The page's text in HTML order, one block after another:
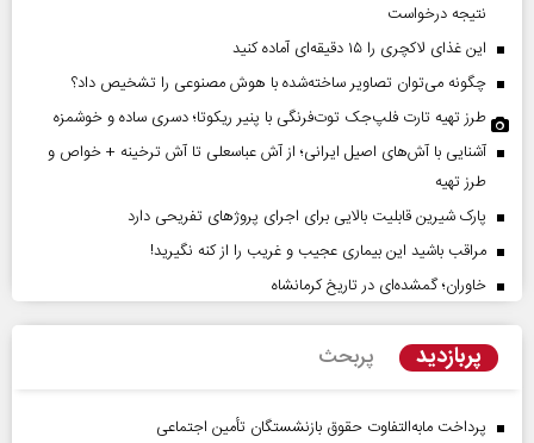
نتیجه درخواست
این غذای لاکچری را ۱۵ دقیقه‌ای آماده کنید
چگونه می‌توان تصاویر ساخته‌شده با هوش مصنوعی را تشخیص داد؟
طرز تهیه تارت فلپ‌جک توت‌فرنگی با پنیر ریکوتا؛ دسری ساده و خوشمزه
آشنایی با آش‌های اصیل ایرانی؛ از آش عباسعلی تا آش ترخینه + خواص و
طرز تهیه
پارک شیرین قابلیت‌ بالایی برای اجرای پروژهای تفریحی دارد
مراقب باشید این بیماری عجیب و غریب را از کنه نگیرید!
خاوران؛ گمشده‌ای در تاریخ کرمانشاه
پربازدید پربحث
پرداخت مابه‌التفاوت حقوق بازنشستگان تأمین اجتماعی